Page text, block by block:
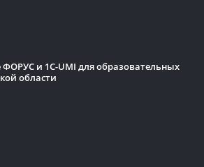
и 1C-UMI для образовательных
области